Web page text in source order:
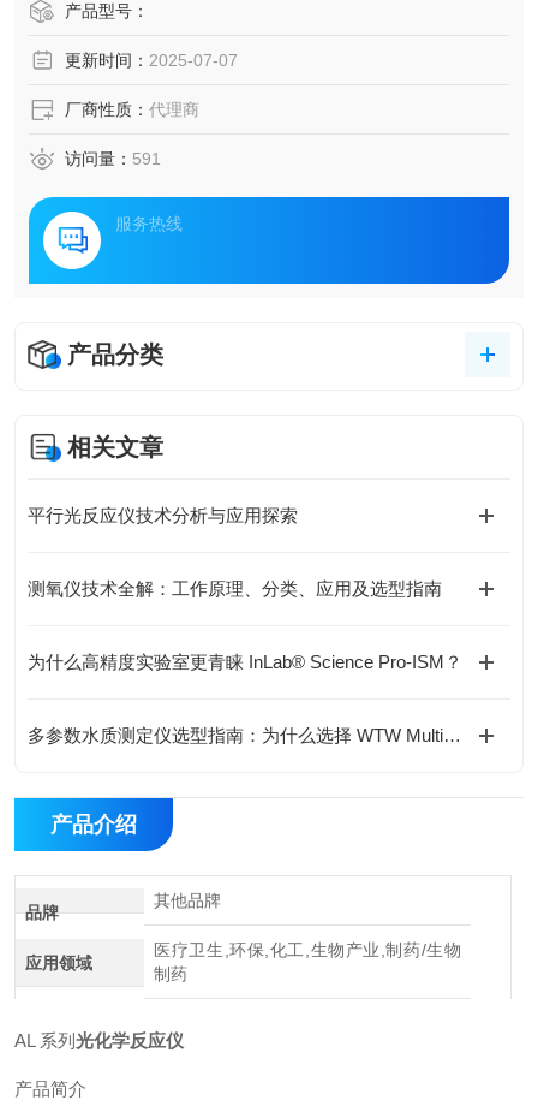
产品型号：
更新时间： 2025-07-07
厂商性质： 代理商
访问量： 591
服务热线
产品分类
相关文章
平行光反应仪技术分析与应用探索
测氧仪技术全解：工作原理、分类、应用及选型指南
为什么高精度实验室更青睐 InLab® Science Pro-ISM？
多参数水质测定仪选型指南：为什么选择 WTW MultiLine 3630 IDS？
产品介绍
品牌
其他品牌
应用领域
医疗卫生,环保,化工,生物产业,制药/生物
制药
AL 系列 光化学反应仪
产品简介